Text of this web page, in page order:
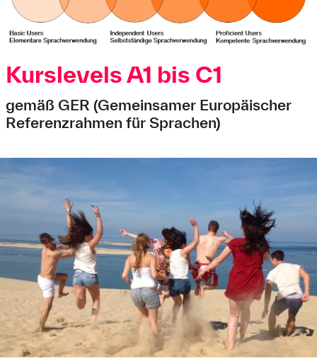
Kurslevels A1 bis C1
gemäß GER (Gemeinsamer Europäischer
Referenzrahmen für Sprachen)